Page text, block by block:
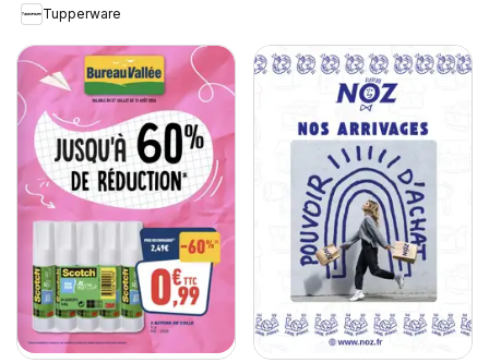
Tupperware